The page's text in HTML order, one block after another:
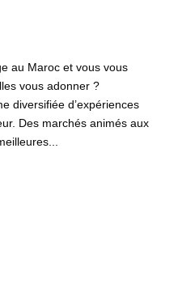
au Maroc et vous vous
vous adonner ?
diversifiée d’expériences
Des marchés animés aux